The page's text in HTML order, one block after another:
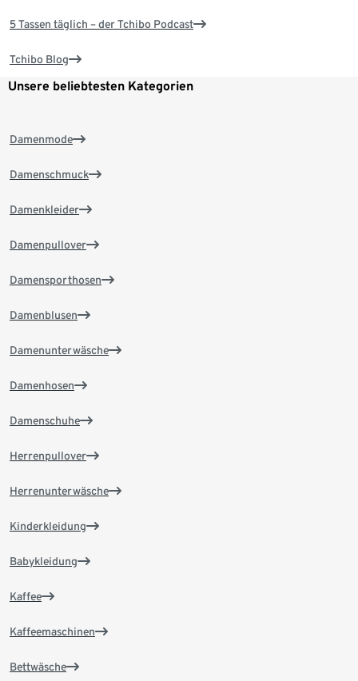
5 Tassen täglich – der Tchibo Podcast
Tchibo Blog
Unsere beliebtesten Kategorien
Damenmode
Damenschmuck
Damenkleider
Damenpullover
Damensporthosen
Damenblusen
Damenunterwäsche
Damenhosen
Damenschuhe
Herrenpullover
Herrenunterwäsche
Kinderkleidung
Babykleidung
Kaffee
Kaffeemaschinen
Bettwäsche